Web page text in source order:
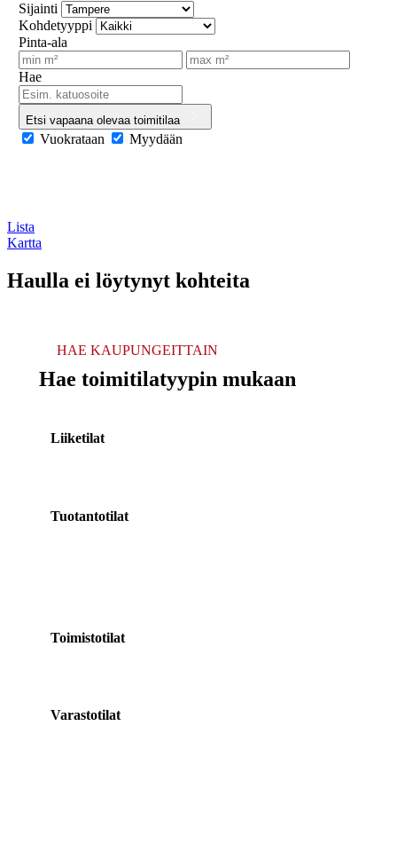
Sijainti
Kohdetyyppi
Pinta-ala
Hae
Etsi vapaana olevaa toimitilaa
Vuokrataan Myydään
Lista
Kartta
Haulla ei löytynyt kohteita
HAE KAUPUNGEITTAIN
Hae toimitilatyypin mukaan
Liiketilat
Tuotantotilat
Toimistotilat
Varastotilat